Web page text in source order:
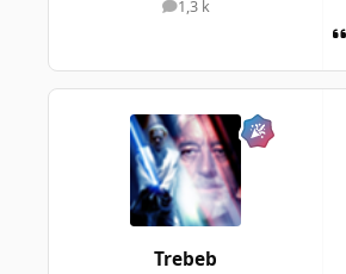
1,3 k
messages
Trebeb